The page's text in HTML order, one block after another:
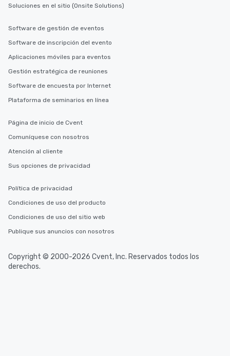
Soluciones en el sitio (Onsite Solutions)
Software de gestión de eventos
Software de inscripción del evento
Aplicaciones móviles para eventos
Gestión estratégica de reuniones
Software de encuesta por Internet
Plataforma de seminarios en línea
Página de inicio de Cvent
Comuníquese con nosotros
Atención al cliente
Sus opciones de privacidad
Política de privacidad
Condiciones de uso del producto
Condiciones de uso del sitio web
Publique sus anuncios con nosotros
Copyright © 2000-2026 Cvent, Inc. Reservados todos los
derechos.